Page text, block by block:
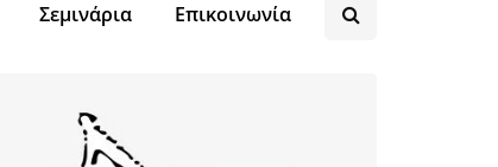
Σεμινάρια Επικοινωνία